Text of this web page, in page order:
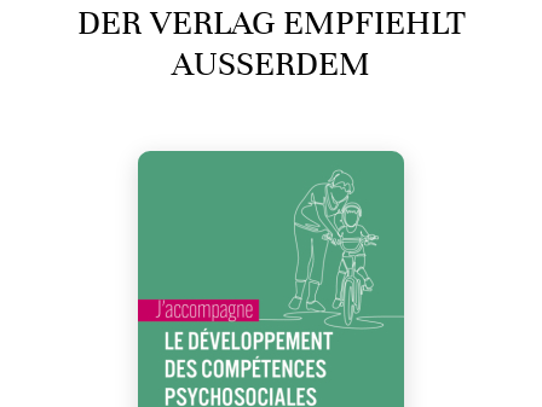
DER VERLAG EMPFIEHLT
AUSSERDEM